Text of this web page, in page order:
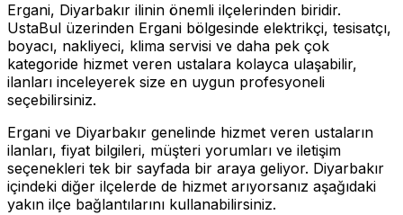
Ergani, Diyarbakır ilinin önemli ilçelerinden biridir.
UstaBul üzerinden Ergani bölgesinde elektrikçi, tesisatçı,
boyacı, nakliyeci, klima servisi ve daha pek çok
kategoride hizmet veren ustalara kolayca ulaşabilir,
ilanları inceleyerek size en uygun profesyoneli
seçebilirsiniz.
Ergani ve Diyarbakır genelinde hizmet veren ustaların
ilanları, fiyat bilgileri, müşteri yorumları ve iletişim
seçenekleri tek bir sayfada bir araya geliyor. Diyarbakır
içindeki diğer ilçelerde de hizmet arıyorsanız aşağıdaki
yakın ilçe bağlantılarını kullanabilirsiniz.